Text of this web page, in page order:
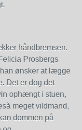
håndbremsen.
Prosbergs
ønsker at lægge
Det er dog det
ophængt i stuen,
meget vildmand,
dommen på